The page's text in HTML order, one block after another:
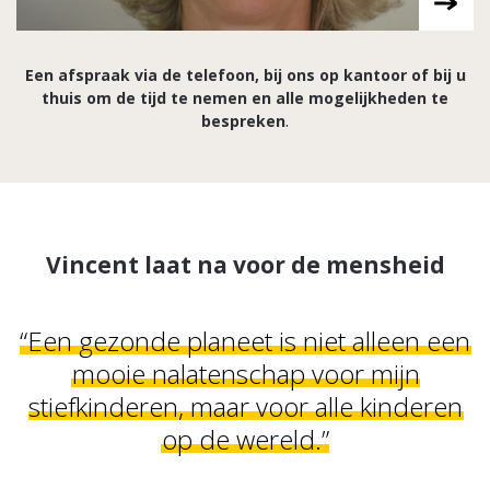
Een afspraak via de telefoon, bij ons op kantoor of bij u
thuis om de tijd te nemen en alle mogelijkheden te
bespreken.
Vincent laat na voor de mensheid
“Een gezonde planeet is niet alleen een
mooie nalatenschap voor mijn
stiefkinderen, maar voor alle kinderen
op de wereld.”